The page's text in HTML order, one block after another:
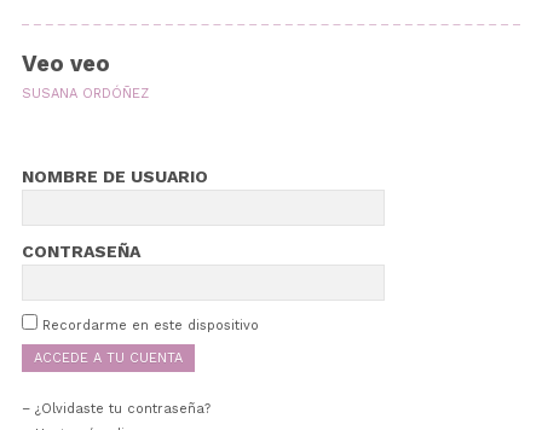
Veo veo
SUSANA ORDÓÑEZ
NOMBRE DE USUARIO
CONTRASEÑA
Recordarme en este dispositivo
¿Olvidaste tu contraseña?